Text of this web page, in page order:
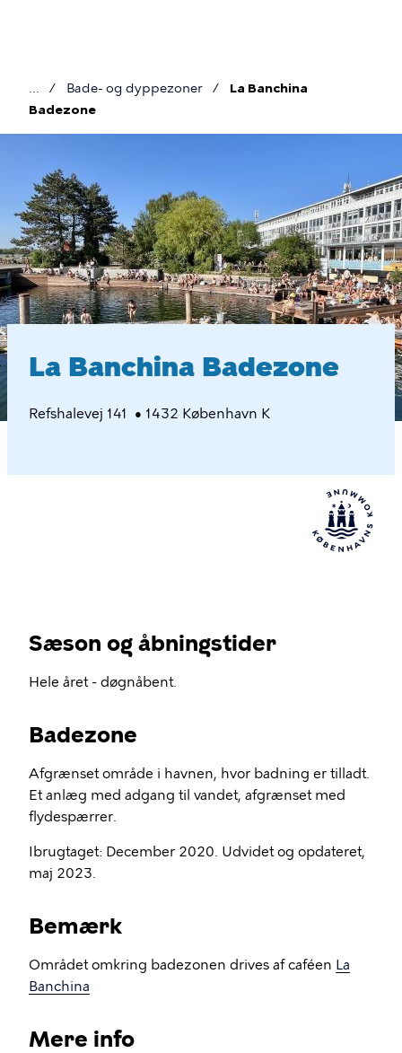
Brødkrumme
Bade- og dyppezoner
La Banchina
Badezone
La
Banchina
La Banchina Badezone
Refshalevej 141 • 1432 København K
Sæson og åbningstider
Hele året - døgnåbent.
Badezone
Afgrænset område i havnen, hvor badning er tilladt.
Et anlæg med adgang til vandet, afgrænset med
flydespærrer.
Ibrugtaget: December 2020. Udvidet og opdateret,
maj 2023.
Bemærk
Området omkring badezonen drives af caféen La
Banchina
Mere info